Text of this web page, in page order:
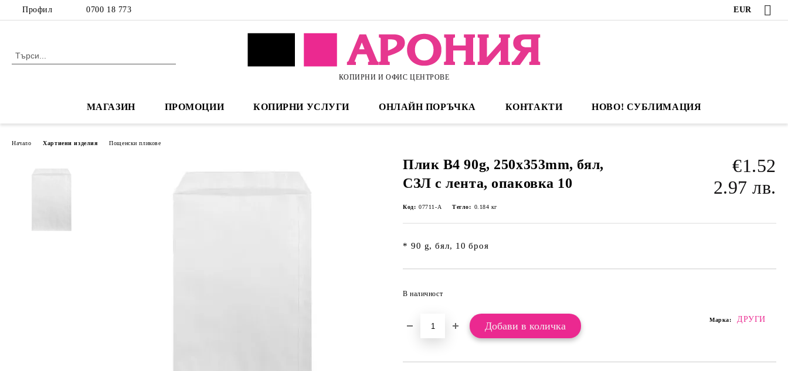
Профил 0700 18 773 EUR
КОПИРНИ И ОФИС ЦЕНТРОВЕ
МАГАЗИН ПРОМОЦИИ КОПИРНИ УСЛУГИ ОНЛАЙН ПОРЪЧКА КОНТАКТИ НОВО! СУБЛИМАЦИЯ
Начало Хартиени изделия Пощенски пликове
Плик В4 90g, 250х353mm, бял,
СЗЛ с лента, опаковка 10
€1.52
2.97 лв.
Код: 07711-А Тегло: 0.184 кг
* 90 g, бял, 10 броя
В наличност
Марка: ДРУГИ